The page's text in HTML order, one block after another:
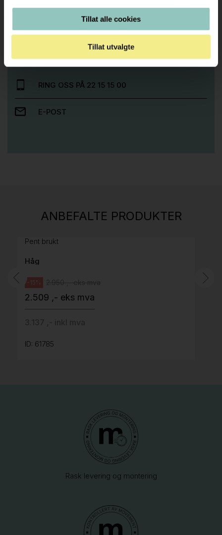
Tillat alle cookies
Tillat utvalgte
Trenger du hjelp med et større kjøp eller
Ta kontakt med oss så hjelper vi deg!
RING OSS PÅ 22 15 15 00
E-POST
ANBEFALTE PRODUKTER
H05 5600 Swingback-armlene Mørk
Pent brukt
Håg
-15%
2.509 ,- eks mva
ID: 61785
Rask levering og montering